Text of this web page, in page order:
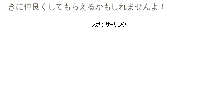
きに仲良くしてもらえるかもしれませんよ！